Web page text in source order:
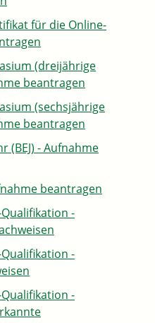
für die Online-
(dreijährige
beantragen
(sechsjährige
beantragen
(BEJ) - Aufnahme
beantragen
-
-
-